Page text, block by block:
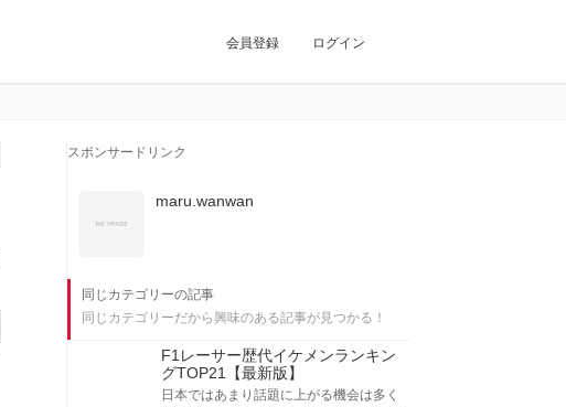
会員登録 ログイン
スポンサードリンク
maru.wanwan
同じカテゴリーの記事
同じカテゴリーだから興味のある記事が見つかる！
F1レーサー歴代イケメンランキン
グTOP21【最新版】
日本ではあまり話題に上がる機会は多く